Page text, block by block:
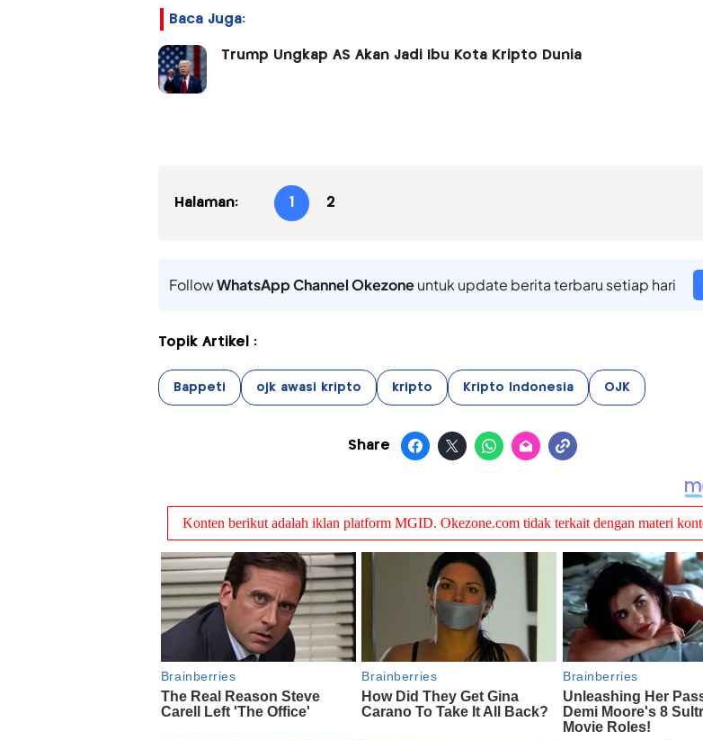
Baca Juga:
Trump Ungkap AS Akan Jadi Ibu Kota Kripto Dunia
Halaman: 1 2
FollowWhatsApp Channel Okezoneuntuk update berita terbaru setiap hari
Topik Artikel :
Bappeti ojk awasi kripto kripto Kripto Indonesia OJK
Share